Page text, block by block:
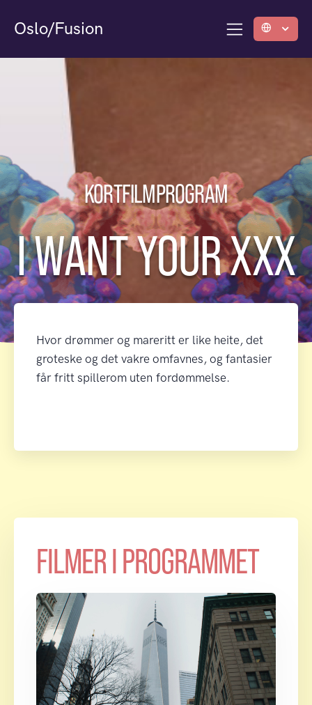
Oslo/Fusion
KORTFILMPROGRAM
I WANT YOUR XXX
Hvor drømmer og mareritt er like heite, det
groteske og det vakre omfavnes, og fantasier
får fritt spillerom uten fordømmelse.
FILMER I PROGRAMMET